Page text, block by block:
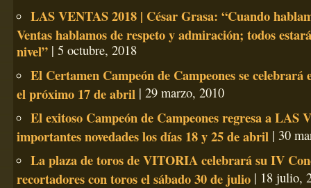
LAS VENTAS 2018 | César Grasa: “Cuando
Ventas hablamos de respeto y admiración; todos
nivel”| 5 octubre, 2018
El Certamen Campeón de Campeones se celebrará
el próximo 17 de abril | 29 marzo, 2010
El exitoso Campeón de Campeones regresa a LAS
importantes novedades los días 18 y 25 de abril | 30
La plaza de toros de VITORIA celebrará su IV
recortadores con toros el sábado 30 de julio| 18 julio,